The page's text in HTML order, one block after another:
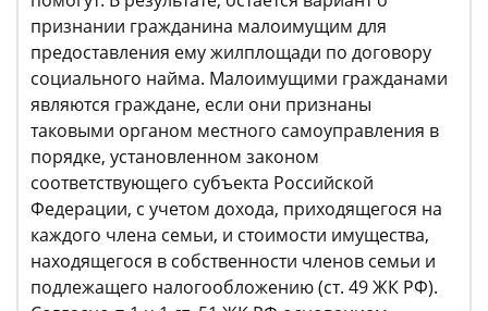
признании гражданина малоимущим для
предоставления ему жилплощади по договору
социального найма. Малоимущими гражданами
являются граждане, если они признаны
таковыми органом местного самоуправления в
порядке, установленном законом
соответствующего субъекта Российской
Федерации, с учетом дохода, приходящегося на
каждого члена семьи, и стоимости имущества,
находящегося в собственности членов семьи и
подлежащего налогообложению (ст. 49 ЖК РФ).